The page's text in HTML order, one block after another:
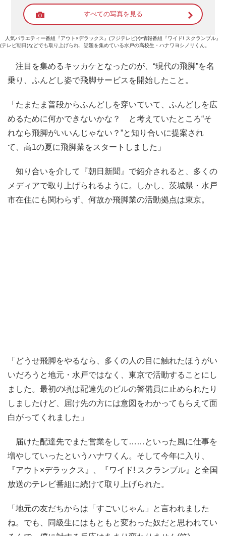
すべての写真を見る
人気バラエティー番組『アウト×デラックス』(フジテレビ)や情報番組『ワイド! スクランブル』
(テレビ朝日)などでも取り上げられ、話題を集めている水戸の高校生・ハナワヨシノリくん。
注目を集めるキッカケとなったのが、“現代の飛脚”を名
乗り、ふんどし姿で飛脚サービスを開始したこと。
「たまたま普段からふんどしを穿いていて、ふんどしを広
めるために何かできないかな？ と考えていたところ“そ
れなら飛脚がいいんじゃない？”と知り合いに提案され
て、高1の夏に飛脚業をスタートしました」
知り合いを介して『朝日新聞』で紹介されると、多くの
メディアで取り上げられるように。しかし、茨城県・水戸
市在住にも関わらず、何故か飛脚業の活動拠点は東京。
「どうせ飛脚をやるなら、多くの人の目に触れたほうがい
いだろうと地元・水戸ではなく、東京で活動することにし
ました。最初の頃は配達先のビルの警備員に止められたり
しましたけど、届け先の方には意図をわかってもらえて面
白がってくれました」
届けた配達先でまた営業をして……といった風に仕事を
増やしていったというハナワくん。そして今年に入り、
『アウト×デラックス』、『ワイド! スクランブル』と全国
放送のテレビ番組に続けて取り上げられた。
「地元の友だちからは「すごいじゃん」と言われました
ね。でも、同級生にはもともと変わった奴だと思われてい